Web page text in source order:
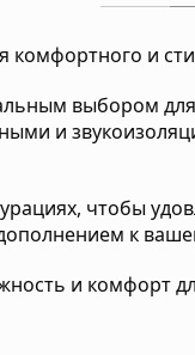
и
выбором
и
чтобы
к
и комфорт